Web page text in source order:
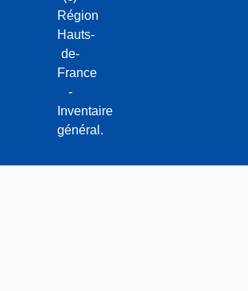
Région
Hauts-
de-
France
-
Inventaire
général.